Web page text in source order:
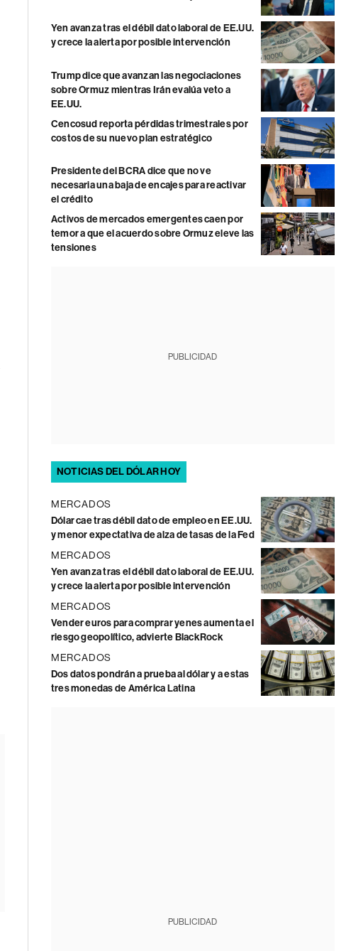
Yen avanza tras el débil dato laboral de EE.UU.
y crece la alerta por posible intervención
Trump dice que avanzan las negociaciones
sobre Ormuz mientras Irán evalúa veto a
EE.UU.
Cencosud reporta pérdidas trimestrales por
costos de su nuevo plan estratégico
Presidente del BCRA dice que no ve
necesaria una baja de encajes para reactivar
el crédito
Activos de mercados emergentes caen por
temor a que el acuerdo sobre Ormuz eleve las
tensiones
PUBLICIDAD
NOTICIAS DEL DÓLAR HOY
MERCADOS
Dólar cae tras débil dato de empleo en EE.UU.
y menor expectativa de alza de tasas de la Fed
MERCADOS
Yen avanza tras el débil dato laboral de EE.UU.
y crece la alerta por posible intervención
MERCADOS
Vender euros para comprar yenes aumenta el
riesgo geopolítico, advierte BlackRock
MERCADOS
Dos datos pondrán a prueba al dólar y a estas
tres monedas de América Latina
PUBLICIDAD